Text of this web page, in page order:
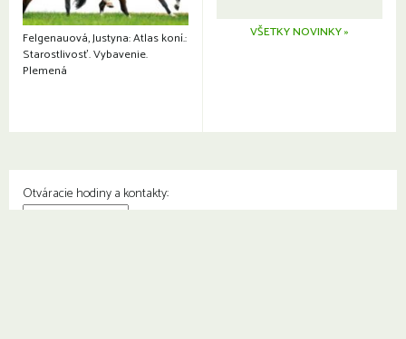
Felgenauová, Justyna: Atlas koní.:
Starostlivosť. Vybavenie.
Plemená
VŠETKY NOVINKY »
Otváracie hodiny a kontakty: